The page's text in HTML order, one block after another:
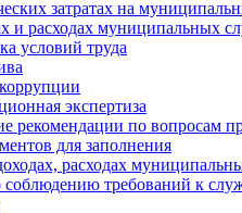
затратах на
и расходах муниципальных
условий труда
экспертиза
рекомендации по вопросам
для заполнения
расходах
требований к